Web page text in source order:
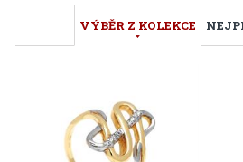
VÝBĚR Z KOLEKCE